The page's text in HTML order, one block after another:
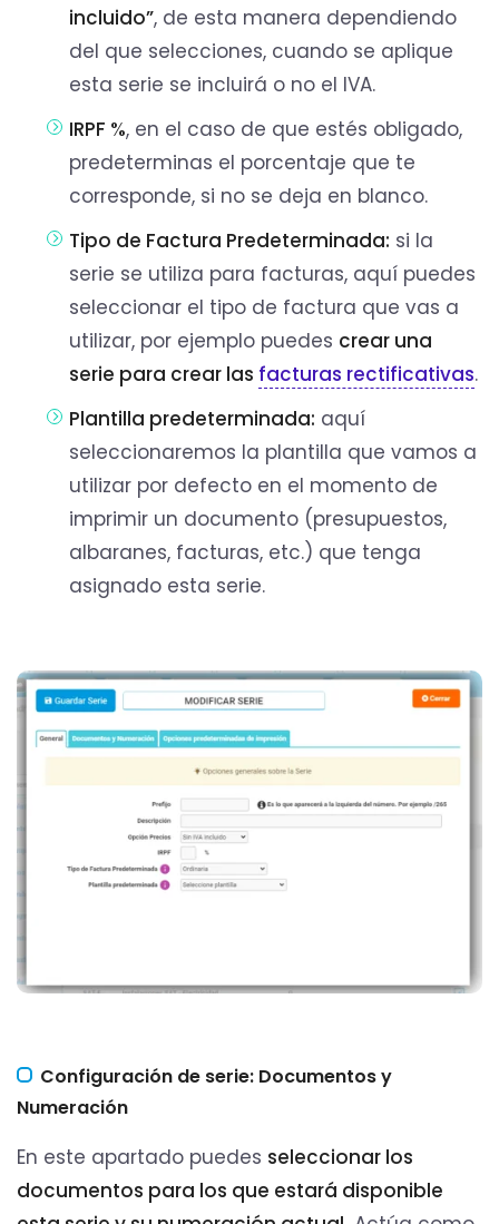
incluido”, de esta manera dependiendo
del que selecciones, cuando se aplique
esta serie se incluirá o no el IVA.
IRPF %, en el caso de que estés obligado,
predeterminas el porcentaje que te
corresponde, si no se deja en blanco.
Tipo de Factura Predeterminada: si la
serie se utiliza para facturas, aquí puedes
seleccionar el tipo de factura que vas a
utilizar, por ejemplo puedes crear una
serie para crear las facturas rectificativas.
Plantilla predeterminada: aquí
seleccionaremos la plantilla que vamos a
utilizar por defecto en el momento de
imprimir un documento (presupuestos,
albaranes, facturas, etc.) que tenga
asignado esta serie.
Configuración de serie: Documentos y
Numeración
En este apartado puedes seleccionar los
documentos para los que estará disponible